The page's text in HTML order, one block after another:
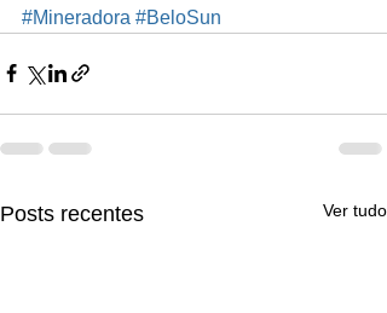
#Mineradora #BeloSun
Posts recentes Ver tudo